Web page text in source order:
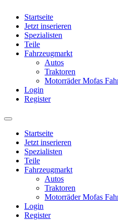
Startseite
Jetzt inserieren
Spezialisten
Teile
Fahrzeugmarkt
Autos
Traktoren
Motorräder Mofas
Login
Register
Startseite
Jetzt inserieren
Spezialisten
Teile
Fahrzeugmarkt
Autos
Traktoren
Motorräder Mofas
Login
Register